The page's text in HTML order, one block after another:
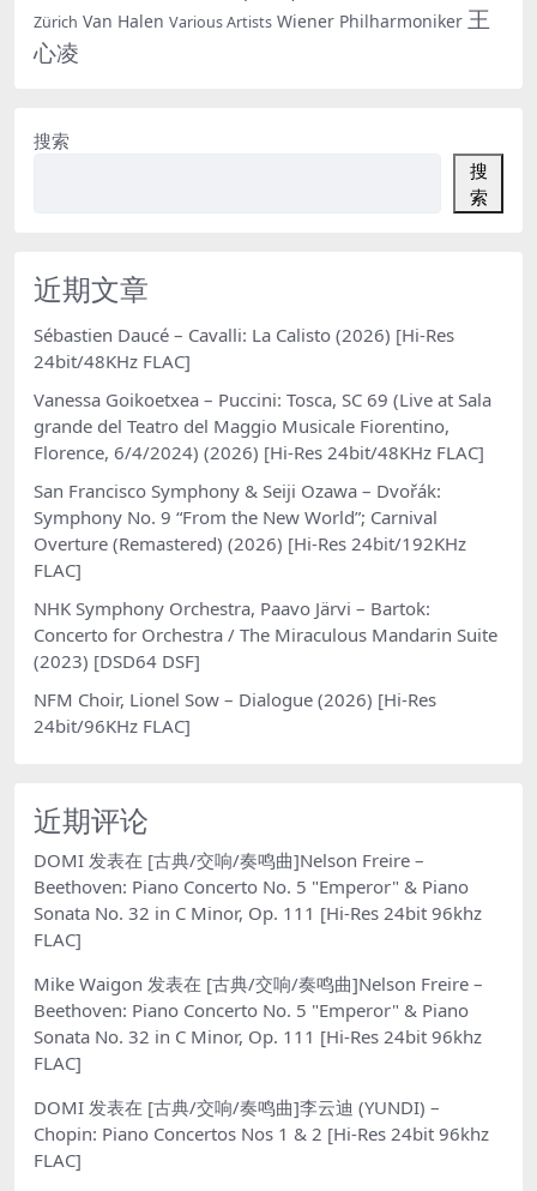
Zürich Van Halen Various Artists Wiener Philharmoniker 王
心凌
搜索
搜
索
近期文章
Sébastien Daucé – Cavalli: La Calisto (2026) [Hi-Res
24bit/48KHz FLAC]
Vanessa Goikoetxea – Puccini: Tosca, SC 69 (Live at Sala
grande del Teatro del Maggio Musicale Fiorentino,
Florence, 6/4/2024) (2026) [Hi-Res 24bit/48KHz FLAC]
San Francisco Symphony & Seiji Ozawa – Dvořák:
Symphony No. 9 “From the New World”; Carnival
Overture (Remastered) (2026) [Hi-Res 24bit/192KHz
FLAC]
NHK Symphony Orchestra, Paavo Järvi – Bartok:
Concerto for Orchestra / The Miraculous Mandarin Suite
(2023) [DSD64 DSF]
NFM Choir, Lionel Sow – Dialogue (2026) [Hi-Res
24bit/96KHz FLAC]
近期评论
DOMI 发表在 [古典/交响/奏鸣曲]Nelson Freire –
Beethoven: Piano Concerto No. 5 "Emperor" & Piano
Sonata No. 32 in C Minor, Op. 111 [Hi-Res 24bit 96khz
FLAC]
Mike Waigon 发表在 [古典/交响/奏鸣曲]Nelson Freire –
Beethoven: Piano Concerto No. 5 "Emperor" & Piano
Sonata No. 32 in C Minor, Op. 111 [Hi-Res 24bit 96khz
FLAC]
DOMI 发表在 [古典/交响/奏鸣曲]李云迪 (YUNDI) –
Chopin: Piano Concertos Nos 1 & 2 [Hi-Res 24bit 96khz
FLAC]